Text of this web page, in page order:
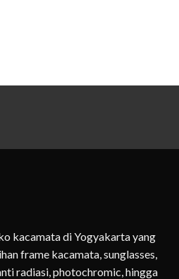
kacamata di Yogyakarta yang
frame kacamata, sunglasses,
radiasi, photochromic, hingga